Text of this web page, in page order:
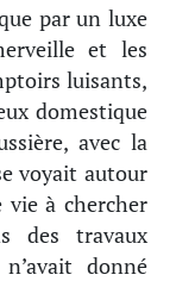
par un luxe
et les
luisants,
domestique
avec la
voyait autour
vie à chercher
des travaux
donné